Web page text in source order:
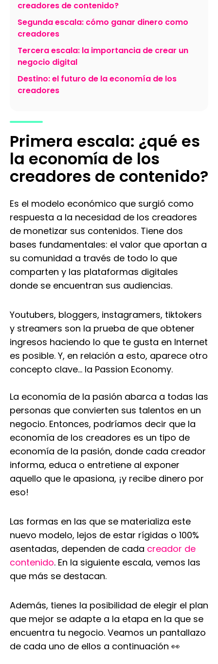
creadores de contenido?
Segunda escala: cómo ganar dinero como
creadores
Tercera escala: la importancia de crear un
negocio digital
Destino: el futuro de la economía de los
creadores
Primera escala: ¿qué es
la economía de los
creadores de contenido?
Es el modelo económico que surgió como
respuesta a la necesidad de los creadores
de monetizar sus contenidos. Tiene dos
bases fundamentales: el valor que aportan a
su comunidad a través de todo lo que
comparten y las plataformas digitales
donde se encuentran sus audiencias.
Youtubers, bloggers, instagramers, tiktokers
y streamers son la prueba de que obtener
ingresos haciendo lo que te gusta en Internet
es posible. Y, en relación a esto, aparece otro
concepto clave… la Passion Economy.
La economía de la pasión abarca a todas las
personas que convierten sus talentos en un
negocio. Entonces, podríamos decir que la
economía de los creadores es un tipo de
economía de la pasión, donde cada creador
informa, educa o entretiene al exponer
aquello que le apasiona, ¡y recibe dinero por
eso!
Las formas en las que se materializa este
nuevo modelo, lejos de estar rígidas o 100%
asentadas, dependen de cada creador de
contenido. En la siguiente escala, vemos las
que más se destacan.
Además, tienes la posibilidad de elegir el plan
que mejor se adapte a la etapa en la que se
encuentra tu negocio. Veamos un pantallazo
de cada uno de ellos a continuación 👀